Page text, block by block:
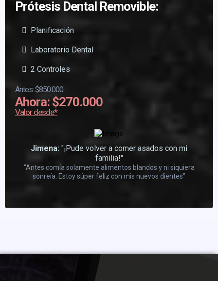
Prótesis Dental Removible:
Planificación
Laboratorio Dental
2 Controles
Antes:$850.000
Ahora: $270.000
Valor desde*
Jimena: "¡Pude volver a comer asados con mi
familia!"
"Antes comía solamente alimentos blandos y ni siquiera
sonreía. Estoy súper feliz con mis nuevos dientes"